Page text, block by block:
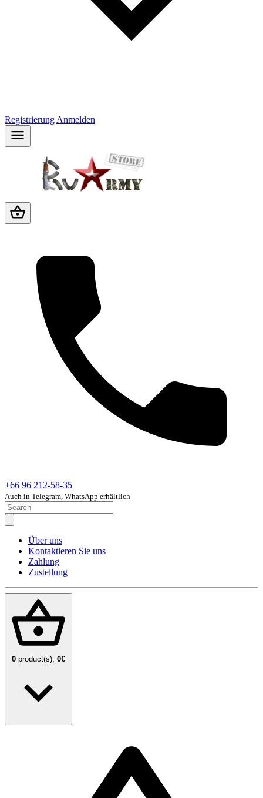
Registrierung Anmelden
+66 96 212-58-35
Auch in Telegram, WhatsApp erhältlich
Über uns
Kontaktieren Sie uns
Zahlung
Zustellung
0 product(s), 0€